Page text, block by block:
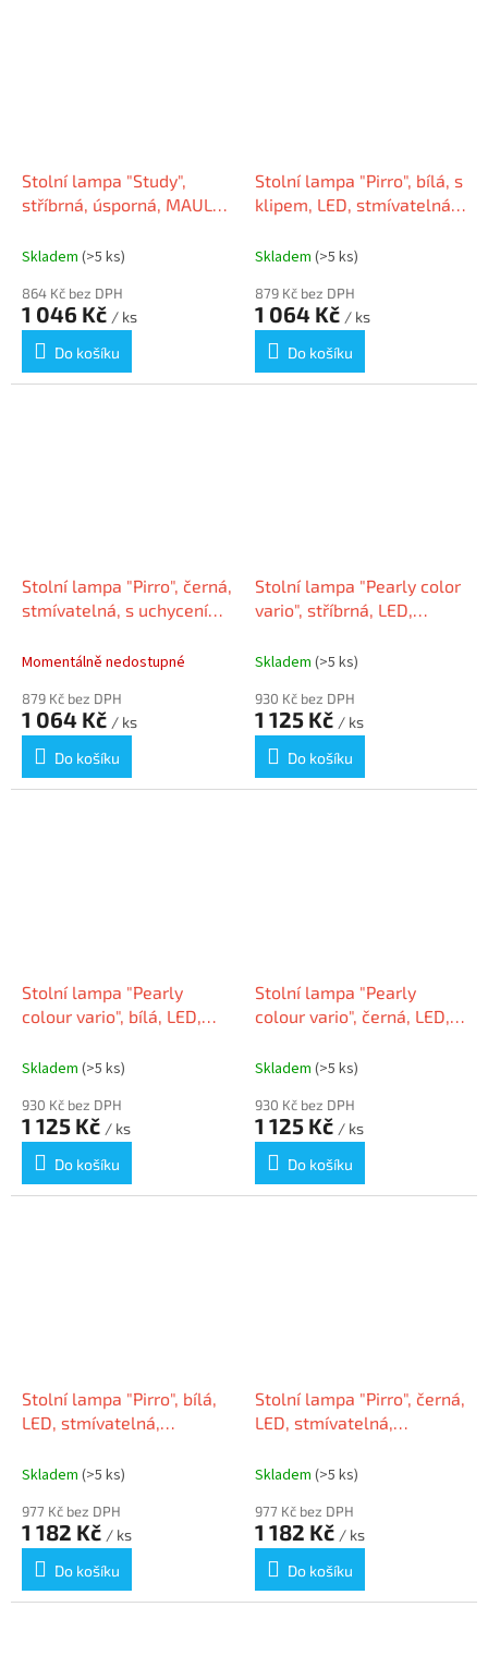
Stolní lampa "Study",
stříbrná, úsporná, MAUL
Skladem (>5 ks)
864 Kč bez DPH
1 046 Kč / ks
Do košíku
Stolní lampa "Pirro", bílá, s
klipem, LED, stmívatelná,
8202602
Skladem (>5 ks)
879 Kč bez DPH
1 064 Kč / ks
Do košíku
Stolní lampa "Pirro", černá,
stmívatelná, s uchycením,
Momentálně nedostupné
879 Kč bez DPH
1 064 Kč / ks
Do košíku
Stolní lampa "Pearly color
vario", stříbrná, LED,
8201795
Skladem (>5 ks)
930 Kč bez DPH
1 125 Kč / ks
Do košíku
Stolní lampa "Pearly
colour vario", bílá, LED,
Skladem (>5 ks)
930 Kč bez DPH
1 125 Kč / ks
Do košíku
Stolní lampa "Pearly
colour vario", černá, LED,
Skladem (>5 ks)
930 Kč bez DPH
1 125 Kč / ks
Do košíku
Stolní lampa "Pirro", bílá,
LED, stmívatelná,
8202702
Skladem (>5 ks)
977 Kč bez DPH
1 182 Kč / ks
Do košíku
Stolní lampa "Pirro", černá,
LED, stmívatelná,
8202790
Skladem (>5 ks)
977 Kč bez DPH
1 182 Kč / ks
Do košíku